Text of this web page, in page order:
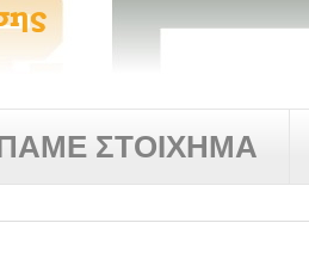
ΠΑΜΕ ΣΤΟΙΧΗΜΑ